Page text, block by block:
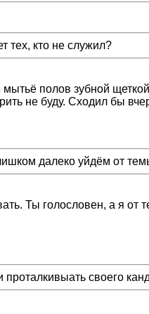
тех, кто не служил?
мытьё полов зубной
не буду. Сходил бы
далеко уйдём от
Ты голословен, а я от
своего